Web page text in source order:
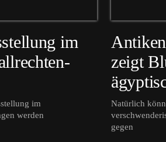
im
im
werden
zeigt
Natürlich
gegen